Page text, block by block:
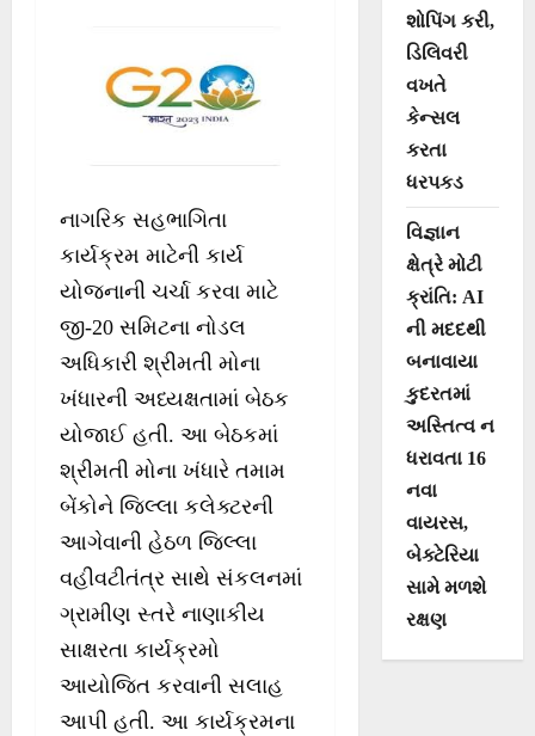
નાગરિક સહભાગિતા
કાર્યક્રમ માટેની કાર્ય
યોજનાની ચર્ચા કરવા માટે
જી-20 સમિટના નોડલ
અધિકારી શ્રીમતી મોના
ખંધારની અધ્યક્ષતામાં બેઠક
યોજાઈ હતી. આ બેઠકમાં
શ્રીમતી મોના ખંધારે તમામ
બેંકોને જિલ્લા કલેક્ટરની
આગેવાની હેઠળ જિલ્લા
વહીવટીતંત્ર સાથે સંકલનમાં
ગ્રામીણ સ્તરે નાણાકીય
સાક્ષરતા કાર્યક્રમો
આયોજિત કરવાની સલાહ
આપી હતી. આ કાર્યક્રમના
શોપિંગ કરી,
ડિલિવરી
વખતે
કેન્સલ
કરતા
ધરપકડ
વિજ્ઞાન
ક્ષેત્રે મોટી
ક્રાંતિ: AI
ની મદદથી
બનાવાયા
કુદરતમાં
અસ્તિત્વ ન
ધરાવતા 16
નવા
વાયરસ,
બેક્ટેરિયા
સામે મળશે
રક્ષણ